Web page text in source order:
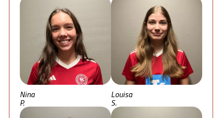
Nina
P.
Louisa
S.